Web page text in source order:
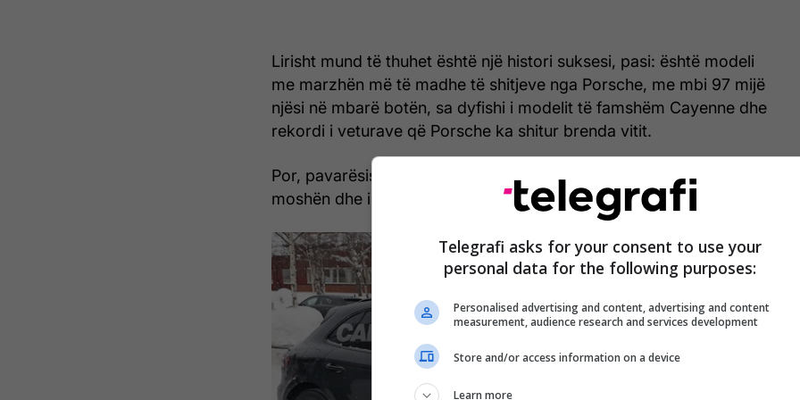
Lirisht mund të thuhet është një histori suksesi, pasi: është modeli
me marzhën më të madhe të shitjeve nga Porsche, me mbi 97 mijë
njësi në mbarë botën, sa dyfishi i modelit të famshëm Cayenne dhe
rekordi i veturave që Porsche ka shitur brenda vitit.
Por, pavarësisht këtyre sukseseve, Macan ka nisur të tregojë
moshën dhe i duhet ndryshim.
Telegrafi asks for your consent to use your
personal data for the following purposes:
Personalised advertising and content, advertising and content
measurement, audience research and services development
Store and/or access information on a device
Learn more